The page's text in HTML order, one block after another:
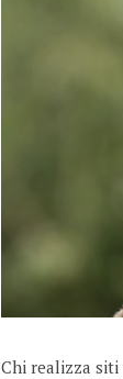
Chi realizza siti